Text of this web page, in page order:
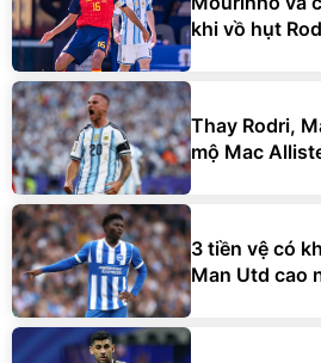
khi vồ hụt
Thay Rodri,
mộ Mac
3 tiền vệ có
Man Utd cao